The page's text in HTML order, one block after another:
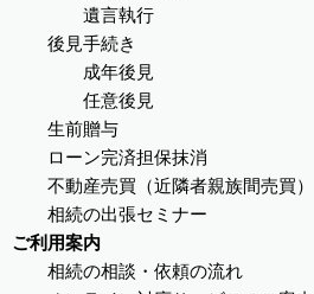
遺言執行
後見手続き
成年後見
任意後見
生前贈与
ローン完済担保抹消
不動産売買（近隣者親族間売買）
相続の出張セミナー
ご利用案内
相続の相談・依頼の流れ